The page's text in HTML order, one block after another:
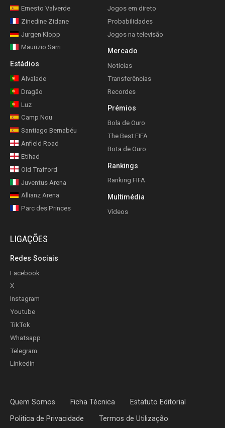
Ernesto Valverde
Zinedine Zidane
Jurgen Klopp
Maurizio Sarri
Estádios
Alvalade
Dragão
Luz
Camp Nou
Santiago Bernabéu
Anfield Road
Etihad
Old Trafford
Juventus Arena
Allianz Arena
Parc des Princes
Jogos em direto
Probabilidades
Jogos na televisão
Mercado
Notícias
Transferências
Recordes
Prémios
Bola de Ouro
The Best FIFA
Bota de Ouro
Rankings
Ranking FIFA
Multimédia
Vídeos
LIGAÇÕES
Redes Sociais
Facebook
X
Instagram
Youtube
TikTok
Whatsapp
Telegram
Linkedin
Quem Somos Ficha Técnica Estatuto Editorial
Politica de Privacidade Termos de Utilização